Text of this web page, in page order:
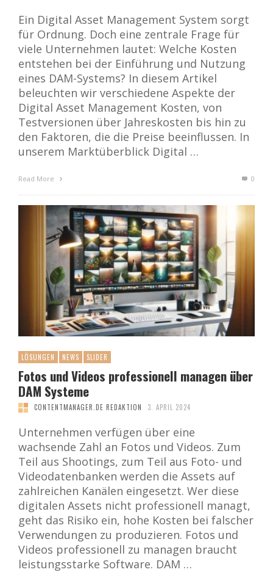
Ein Digital Asset Management System sorgt
für Ordnung. Doch eine zentrale Frage für
viele Unternehmen lautet: Welche Kosten
entstehen bei der Einführung und Nutzung
eines DAM-Systems? In diesem Artikel
beleuchten wir verschiedene Aspekte der
Digital Asset Management Kosten, von
Testversionen über Jahreskosten bis hin zu
den Faktoren, die die Preise beeinflussen. In
unserem Marktüberblick Digital …
Read More 0
LÖSUNGEN NEWS SLIDER
Fotos und Videos professionell managen über
DAM Systeme
CONTENTMANAGER.DE REDAKTION 3. APRIL 2024
Unternehmen verfügen über eine
wachsende Zahl an Fotos und Videos. Zum
Teil aus Shootings, zum Teil aus Foto- und
Videodatenbanken werden die Assets auf
zahlreichen Kanälen eingesetzt. Wer diese
digitalen Assets nicht professionell managt,
geht das Risiko ein, hohe Kosten bei falscher
Verwendungen zu produzieren. Fotos und
Videos professionell zu managen braucht
leistungsstarke Software. DAM …